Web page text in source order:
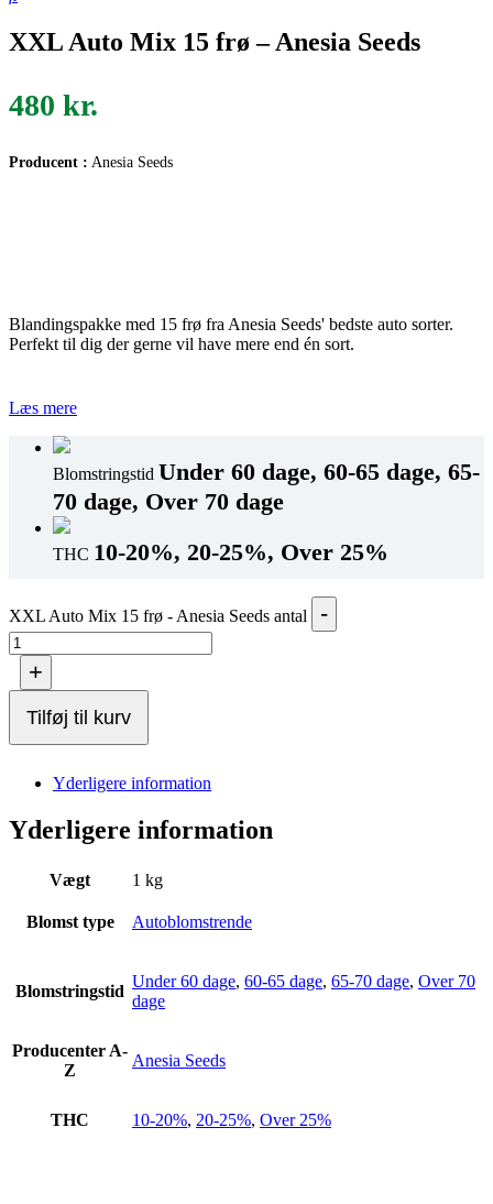
XXL Auto Mix 15 frø – Anesia Seeds
480 kr.
Producent : Anesia Seeds
Blandingspakke med 15 frø fra Anesia Seeds' bedste auto sorter.
Perfekt til dig der gerne vil have mere end én sort.
Læs mere
Blomstringstid Under 60 dage, 60-65 dage, 65-
70 dage, Over 70 dage
THC 10-20%, 20-25%, Over 25%
XXL Auto Mix 15 frø - Anesia Seeds antal -
+
Tilføj til kurv
Yderligere information
Yderligere information
Vægt 1 kg
Blomst type Autoblomstrende
Blomstringstid
Under 60 dage, 60-65 dage, 65-70 dage, Over 70
dage
Producenter A-
Z
Anesia Seeds
THC 10-20%, 20-25%, Over 25%